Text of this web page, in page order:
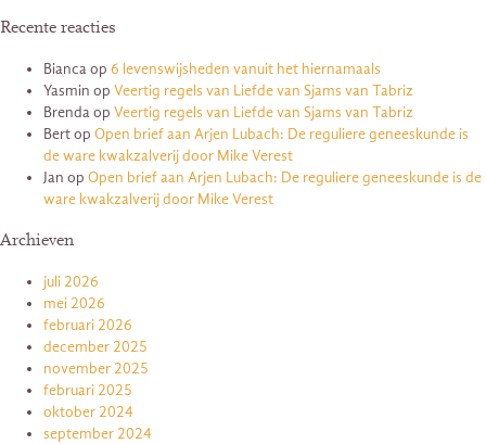
Recente reacties
Biancaop 6 levenswijsheden vanuit het hiernamaals
Yasmin op Veertig regels van Liefde van Sjams van Tabriz
Brendaop Veertig regels van Liefde van Sjams van Tabriz
Bertop Open brief aan Arjen Lubach: De reguliere geneeskunde is
de ware kwakzalverij door Mike Verest
Jan op Open brief aan Arjen Lubach: De reguliere geneeskunde is de
ware kwakzalverij door Mike Verest
Archieven
juli 2026
mei 2026
februari 2026
december 2025
november 2025
februari 2025
oktober 2024
september 2024